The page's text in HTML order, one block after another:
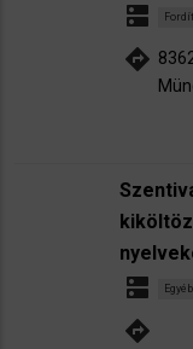
dns
directions
dns Egyéb
directions